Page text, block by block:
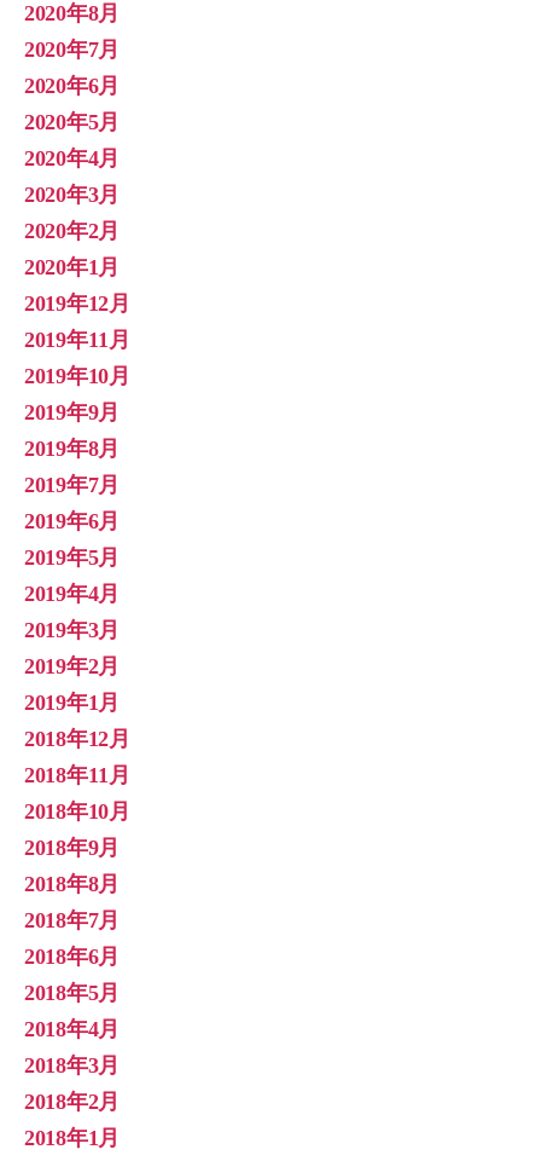
2020年8月
2020年7月
2020年6月
2020年5月
2020年4月
2020年3月
2020年2月
2020年1月
2019年12月
2019年11月
2019年10月
2019年9月
2019年8月
2019年7月
2019年6月
2019年5月
2019年4月
2019年3月
2019年2月
2019年1月
2018年12月
2018年11月
2018年10月
2018年9月
2018年8月
2018年7月
2018年6月
2018年5月
2018年4月
2018年3月
2018年2月
2018年1月